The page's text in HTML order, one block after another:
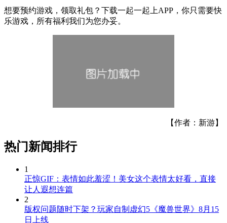
想要预约游戏，领取礼包？下载一起一起上APP，你只需要快
乐游戏，所有福利我们为您办妥。
【作者：新游】
热门新闻排行
1
正惊GIF：表情如此羞涩！美女这个表情太好看，直接
让人遐想连篇
2
版权问题随时下架？玩家自制虚幻5《魔兽世界》8月15
日上线